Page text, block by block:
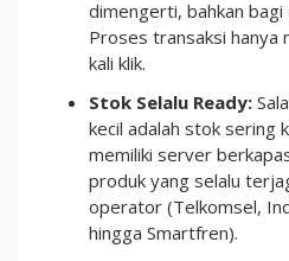
dimengerti, bahkan bagi
Proses transaksi hanya
kali klik.
Stok Selalu Ready:
kecil adalah stok sering
memiliki server
produk yang selalu
operator (Telkomsel,
hingga Smartfren).